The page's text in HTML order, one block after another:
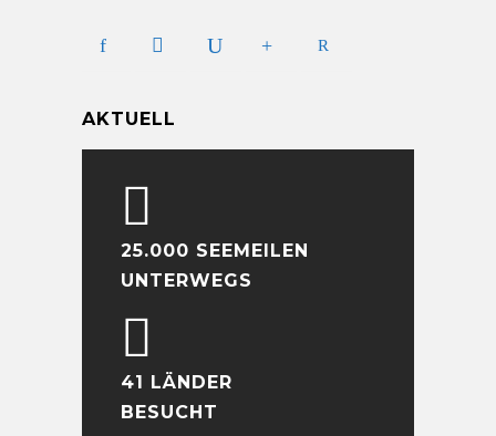
AKTUELL
25.000 SEEMEILEN
UNTERWEGS
41 LÄNDER
BESUCHT